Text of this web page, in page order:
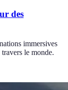
des
immersives
le monde.